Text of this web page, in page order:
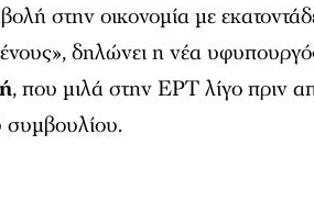
στην οικονομία με
δηλώνει η νέα
, που μιλά στην ΕΡΤ λίγο πριν